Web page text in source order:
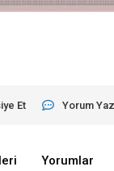
Et Yorum Yaz
Yorumlar